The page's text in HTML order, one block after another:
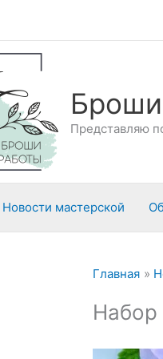
Представляю
Новости мастерской
Главная